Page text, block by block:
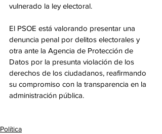
vulnerado la ley electoral.
El PSOE está valorando presentar una
denuncia penal por delitos electorales y
otra ante la Agencia de Protección de
Datos por la presunta violación de los
derechos de los ciudadanos, reafirmando
su compromiso con la transparencia en la
administración pública.
Política